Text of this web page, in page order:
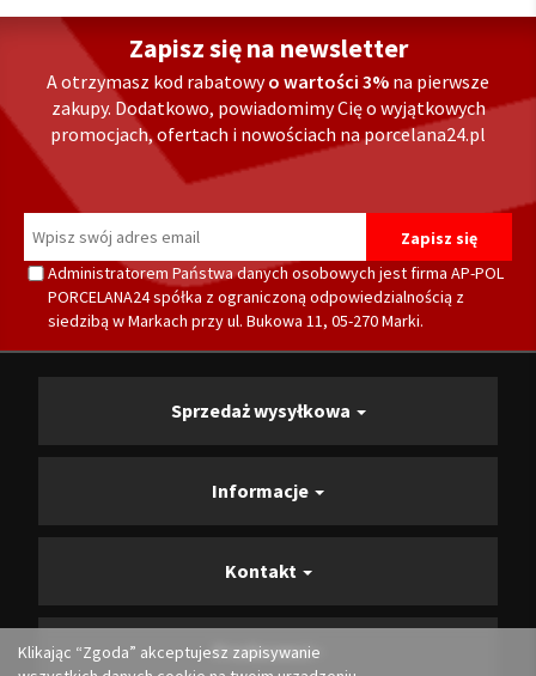
Zapisz się na newsletter
A otrzymasz kod rabatowyo wartości 3% na pierwsze
zakupy. Dodatkowo, powiadomimy Cię o wyjątkowych
promocjach, ofertach i nowościach na porcelana24.pl
Administratorem Państwa danych osobowych jest firma AP-POL
PORCELANA24 spółka z ograniczoną odpowiedzialnością z
siedzibą w Markach przy ul. Bukowa 11, 05-270 Marki.
Sprzedaż wysyłkowa
Informacje
Kontakt
Producenci
Klikając “Zgoda” akceptujesz zapisywanie